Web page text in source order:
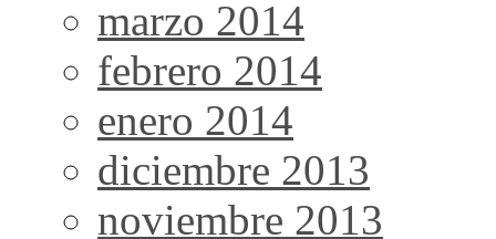
marzo 2014
febrero 2014
enero 2014
diciembre 2013
noviembre 2013